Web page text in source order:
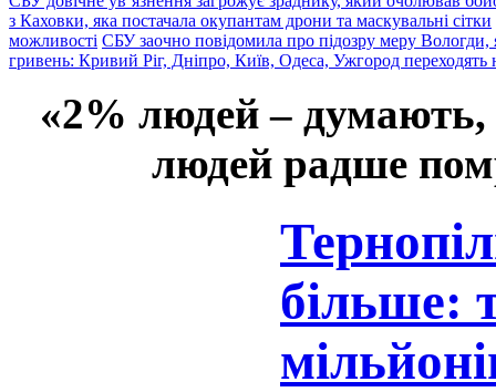
з Каховки, яка постачала окупантам дрони та маскувальні сітки
можливості СБУ заочно повідомила про підозру меру Вологди,
гривень: Кривий Ріг, Дніпро, Київ, Одеса, Ужгород переходять
«2% людей –
людей радше
більше: